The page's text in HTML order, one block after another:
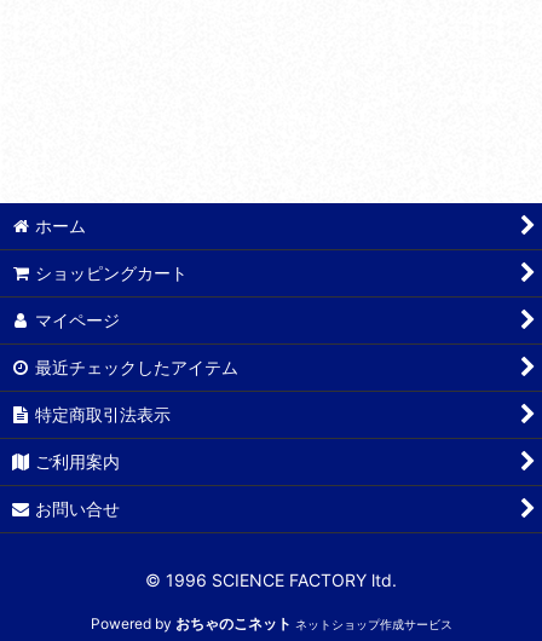
ホーム
ショッピングカート
マイページ
最近チェックしたアイテム
特定商取引法表示
ご利用案内
お問い合せ
© 1996 SCIENCE FACTORY ltd.
Powered by おちゃのこネット ネットショップ作成サービス